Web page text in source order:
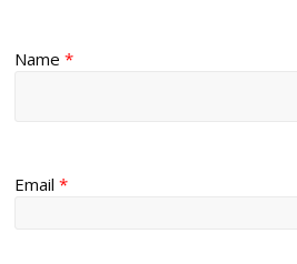
Name*
Email*